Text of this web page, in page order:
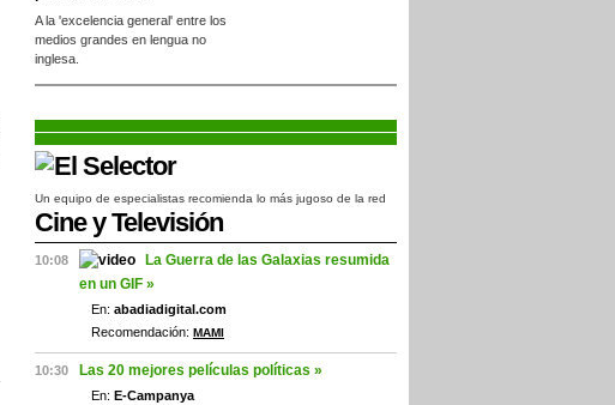
A la 'excelencia general' entre los
medios grandes en lengua no
inglesa.
Un equipo de especialistas recomienda lo más jugoso de la red
Cine y Televisión
10:08
La Guerra de las Galaxias resumida
en un GIF »
En: abadiadigital.com
Recomendación: MAMI
10:30 Las 20 mejores películas políticas »
En: E-Campanya